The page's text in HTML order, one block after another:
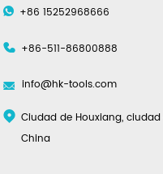
+86 15252968666
+86-511-86800888
info@hk-tools.com
Ciudad de Houxiang,
China